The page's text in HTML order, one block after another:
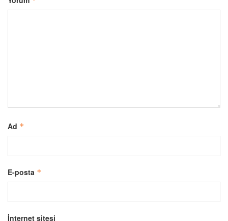
Ad *
E-posta *
İnternet sitesi